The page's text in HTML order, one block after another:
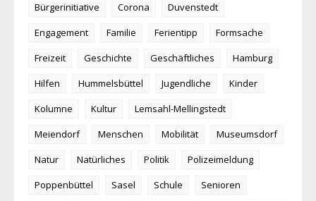
Bürgerinitiative
Corona
Duvenstedt
Engagement
Familie Ferientipp
Formsache
Freizeit
Geschichte Geschäftliches
Hamburg
Hilfen
Hummelsbüttel Jugendliche
Kinder
Kolumne
Kultur
Lemsahl-Mellingstedt
Meiendorf
Menschen Mobilität
Museumsdorf
Natur
Natürliches Politik
Polizeimeldung
Poppenbüttel
Sasel Schule
Senioren